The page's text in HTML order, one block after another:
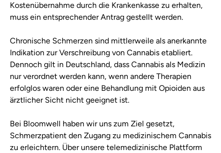
Kostenübernahme durch die Krankenkasse zu erhalten,
muss ein entsprechender Antrag gestellt werden.
Chronische Schmerzen sind mittlerweile als anerkannte
Indikation zur Verschreibung von Cannabis etabliert.
Dennoch gilt in Deutschland, dass Cannabis als Medizin
nur verordnet werden kann, wenn andere Therapien
erfolglos waren oder eine Behandlung mit Opioiden aus
ärztlicher Sicht nicht geeignet ist.
Bei Bloomwell haben wir uns zum Ziel gesetzt,
Schmerzpatient den Zugang zu medizinischem Cannabis
zu erleichtern. Über unsere telemedizinische Plattform